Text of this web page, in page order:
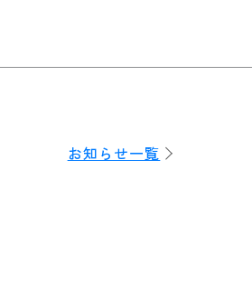
お知らせ一覧